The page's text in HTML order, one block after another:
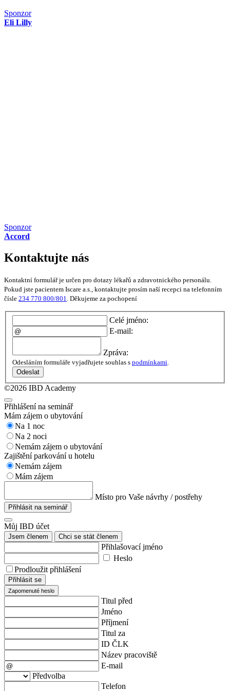
Sponzor
Eli Lilly
Sponzor
Accord
Kontaktujte nás
Kontaktní formulář je určen pro dotazy lékařů a zdravotnického personálu.
Pokud jste pacientem Iscare a.s., kontaktujte prosím naší recepci na telefonním
čísle 234 770 800/801. Děkujeme za pochopení
Celé jméno:
E-mail:
Zpráva:
Odesláním formuláře vyjadřujete souhlas s podmínkami
Odeslat
©2026 IBD Academy
Přihlášení na seminář
Mám zájem o ubytování
Na 1 noc
Na 2 noci
Nemám zájem o ubytování
Zajištění parkování u hotelu
Nemám zájem
Mám zájem
Místo pro Vaše návrhy / postřehy
Přihlásit na seminář
Můj IBD účet
Jsem členem Chci se stát členem
Přihlašovací jméno
Heslo
Prodloužit přihlášení
Přihlásit se
Zapomenuté heslo
Titul před
Jméno
Příjmení
Titul za
ID ČLK
Název pracoviště
E-mail
Předvolba
Telefon